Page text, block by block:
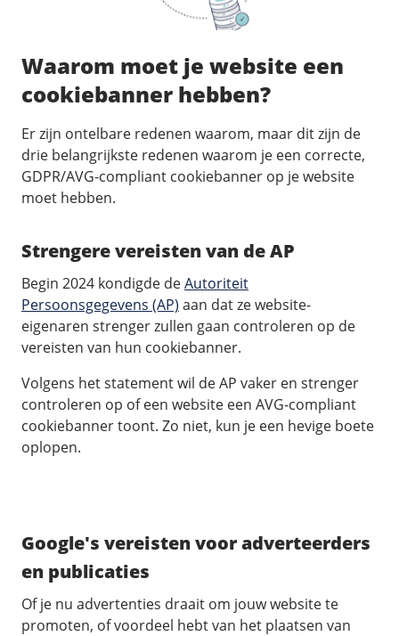
Waarom moet je website een
cookiebanner hebben?
Er zijn ontelbare redenen waarom, maar dit zijn de
drie belangrijkste redenen waarom je een correcte,
GDPR/AVG-compliant cookiebanner op je website
moet hebben.
Strengere vereisten van de AP
Begin 2024 kondigde deAutoriteit
Persoonsgegevens (AP) aan dat ze website-
eigenaren strenger zullen gaan controleren op de
vereisten van hun cookiebanner.
Volgens het statement wil de AP vaker en strenger
controleren op of een website een AVG-compliant
cookiebanner toont. Zo niet, kun je een hevige boete
oplopen.
Google's vereisten voor adverteerders
en publicaties
Of je nu advertenties draait om jouw website te
promoten, of voordeel hebt van het plaatsen van